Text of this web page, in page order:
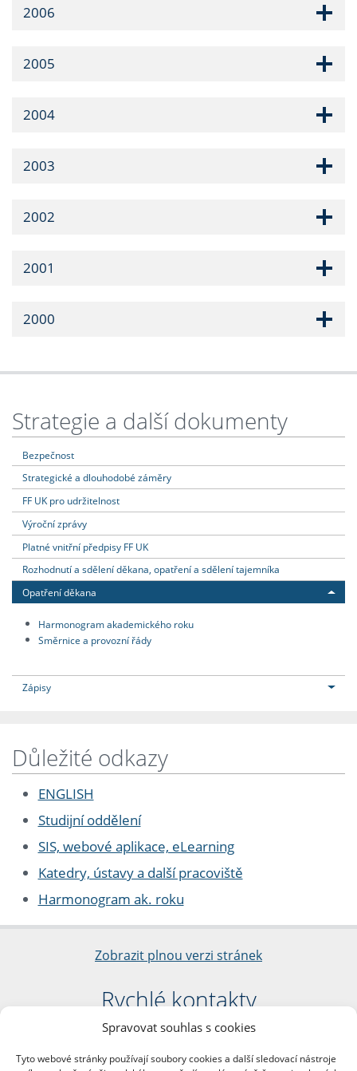
Spravovat souhlas s cookies
Tyto webové stránky používají soubory cookies a další sledovací nástroje
2006
2005
2004
2003
2002
2001
2000
Strategie a další dokumenty
Bezpečnost
Strategické a dlouhodobé záměry
FF UK pro udržitelnost
Výroční zprávy
Platné vnitřní předpisy FF UK
Rozhodnutí a sdělení děkana, opatření a sdělení tajemníka
Opatření děkana
Harmonogram akademického roku
Směrnice a provozní řády
Zápisy
Důležité odkazy
ENGLISH
Studijní oddělení
SIS, webové aplikace, eLearning
Katedry, ústavy a další pracoviště
Harmonogram ak. roku
Zobrazit plnou verzi stránek
Rychlé kontakty
Filozofická fakulta
nám. Jana Palacha 1/2